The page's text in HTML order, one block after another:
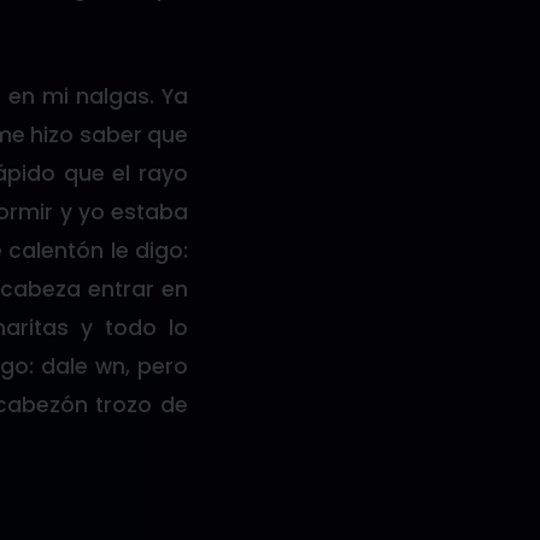
mi nalgas. Ya
hizo saber que
que el rayo
y yo estaba
le digo:
entrar en
y todo lo
dale wn, pero
trozo de